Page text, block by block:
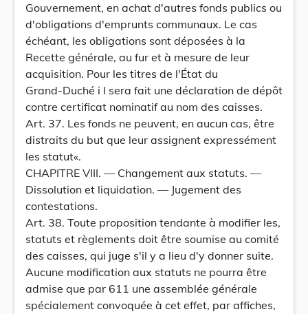
Gouvernement, en achat d'autres fonds publics ou
d'obligations d'emprunts communaux. Le cas
échéant, les obligations sont déposées à la
Recette générale, au fur et à mesure de leur
acquisition. Pour les titres de l'État du
Grand-Duché i l sera fait une déclaration de dépôt
contre certificat nominatif au nom des caisses.
Art. 37. Les fonds ne peuvent, en aucun cas, être
distraits du but que leur assignent expressément
les statut«.
CHAPITRE VIII. — Changement aux statuts. —
Dissolution et liquidation. — Jugement des
contestations.
Art. 38. Toute proposition tendante à modifier les,
statuts et règlements doit être soumise au comité
des caisses, qui juge s'il y a lieu d'y donner suite.
Aucune modification aux statuts ne pourra être
admise que par 611 une assemblée générale
spécialement convoquée à cet effet, par affiches,